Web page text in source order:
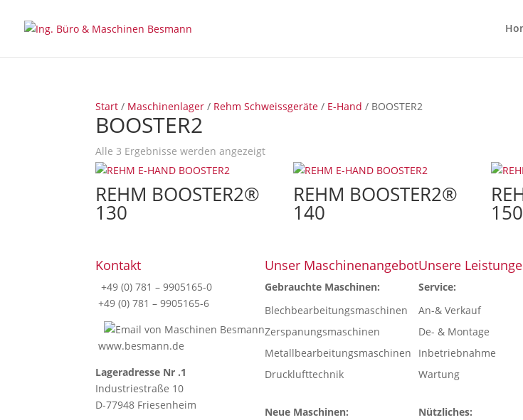
Start / Maschinenlager / Rehm Schweissgeräte / E-Hand / BOOSTER2
BOOSTER2
Alle 3 Ergebnisse werden angezeigt
REHM BOOSTER2®
130
REHM BOOSTER2®
140 150
Kontakt
+49 (0) 781 – 9905165-0
+49 (0) 781 – 9905165-6
www.besmann.de
Lageradresse Nr .1
Industriestraße 10
D-77948 Friesenheim
Unser Maschinenangebot
Gebrauchte Maschinen:
Blechbearbeitungsmaschinen
Zerspanungsmaschinen
Metallbearbeitungsmaschinen
Drucklufttechnik
Neue Maschinen:
Unsere
Service:
An-& Verkauf
De- & Montage
Inbetriebnahme
Wartung
Nützliches: